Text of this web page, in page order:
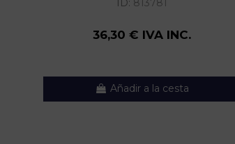
ID: 813781
36,30 € IVA INC.
Añadir a la cesta